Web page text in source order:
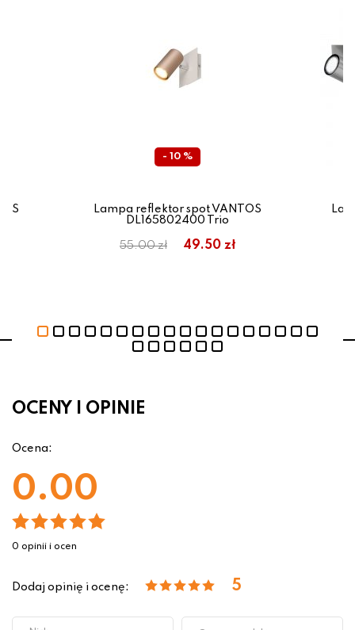
- 10 %
Lampa reflektor spot VANTOS
DL165802400 Trio
55.00 zł 49.50 zł
OCENY I OPINIE
Ocena:
0.00
0 opinii i ocen
Dodaj opinię i ocenę: 5